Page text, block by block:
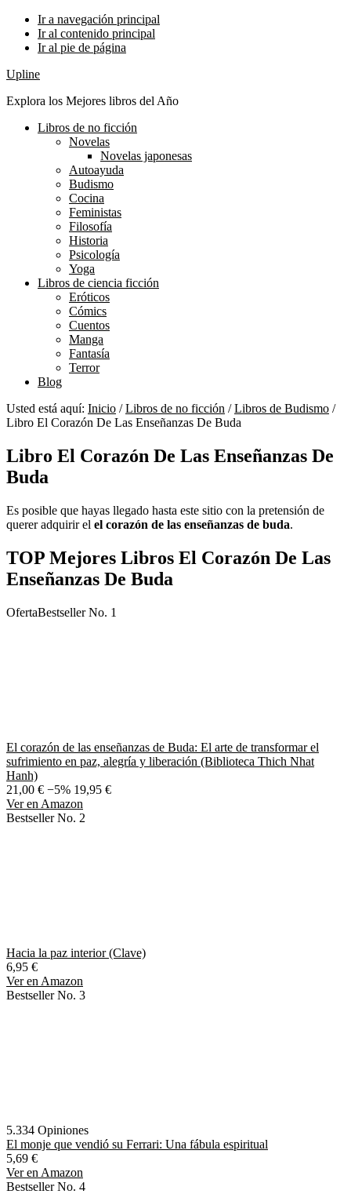
Ir a navegación principal
Ir al contenido principal
Ir al pie de página
Upline
Explora los Mejores libros del Año
Libros de no ficción
Novelas
Novelas japonesas
Autoayuda
Budismo
Cocina
Feministas
Filosofía
Historia
Psicología
Yoga
Libros de ciencia ficción
Eróticos
Cómics
Cuentos
Manga
Fantasía
Terror
Blog
Usted está aquí: Inicio / Libros de no ficción / Libros de Budismo /
Libro El Corazón De Las Enseñanzas De Buda
Libro El Corazón De Las Enseñanzas De
Buda
Es posible que hayas llegado hasta este sitio con la pretensión de
querer adquirir el el corazón de las enseñanzas de buda.
TOP Mejores Libros El Corazón De Las
Enseñanzas De Buda
OfertaBestseller No. 1
El corazón de las enseñanzas de Buda: El arte de transformar el
sufrimiento en paz, alegría y liberación (Biblioteca Thich Nhat
Hanh)
21,00 € −5% 19,95 €
Ver en Amazon
Bestseller No. 2
Hacia la paz interior (Clave)
6,95 €
Ver en Amazon
Bestseller No. 3
5.334 Opiniones
El monje que vendió su Ferrari: Una fábula espiritual
5,69 €
Ver en Amazon
Bestseller No. 4